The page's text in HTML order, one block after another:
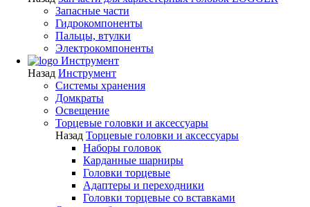
Запасные части
Гидрокомпоненты
Пальцы, втулки
Электрокомпоненты
Инструмент
Назад Инструмент
Системы хранения
Домкраты
Освещение
Торцевые головки и аксессуары
Назад Торцевые головки и аксессуары
Наборы головок
Карданные шарниры
Головки торцевые
Адаптеры и переходники
Головки торцевые со вставками